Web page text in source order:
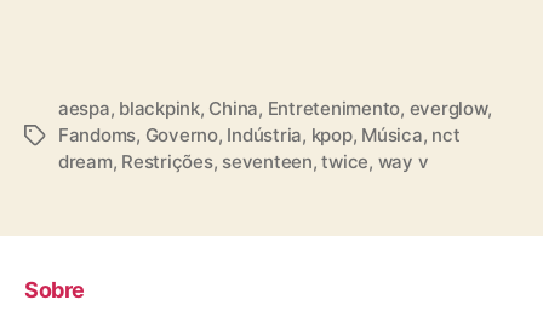
T
aespa, blackpink, China, Entretenimento, everglow,
Fandoms, Governo, Indústria, kpop, Música, nct
dream, Restrições, seventeen,twice, way v
Sobre